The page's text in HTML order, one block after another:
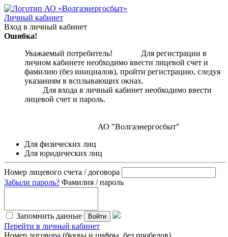
Личный кабинет
Вход в личный кабинет
Ошибка!
Уважаемый потребитель! Для регистрации в
личном кабинете необходимо ввести лицевой счет и
фамилию (без инициалов), пройти регистрацию, следуя
указаниям в всплывающих окнах.
Для входа в личный кабинет необходимо ввести
лицевой счет и пароль.
АО "Волгаэнергосбыт"
Для физических лиц
Для юридических лиц
Номер лицевого счета / договора
Забыли пароль? Фамилия / пароль
Запомнить данные Войти
Перейти в личный кабинет
Номер договора (буквы и цифры, без пробелов)